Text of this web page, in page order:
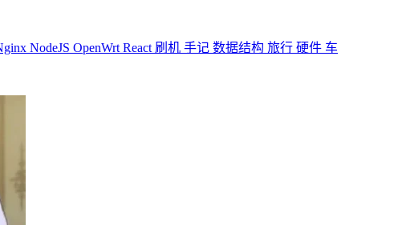
NodeJS OpenWrt React 刷机 手记 数据结构 旅行 硬件 车